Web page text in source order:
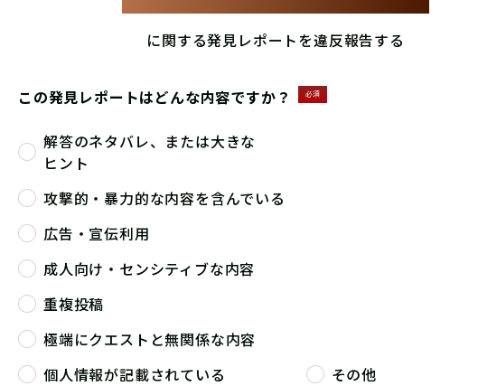
に関する発見レポートを違反報告する
この発見レポートはどんな内容ですか？ 必須
解答のネタバレ、または大きな
ヒント
攻撃的・暴力的な内容を含んでいる
広告・宣伝利用
成人向け・センシティブな内容
重複投稿
極端にクエストと無関係な内容
個人情報が記載されている
その他